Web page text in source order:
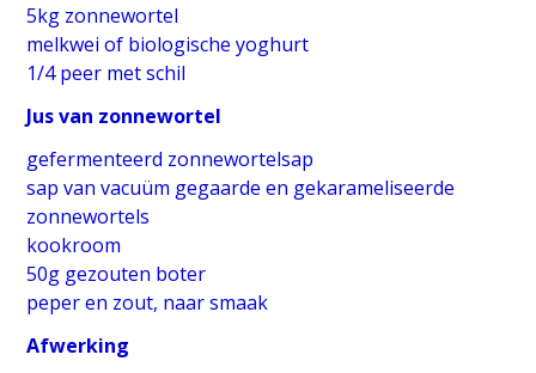
5kg zonnewortel
melkwei of biologische yoghurt
1/4 peer met schil
Jus van zonnewortel
gefermenteerd zonnewortelsap
sap van vacuüm gegaarde en gekarameliseerde
zonnewortels
kookroom
50g gezouten boter
peper en zout, naar smaak
Afwerking